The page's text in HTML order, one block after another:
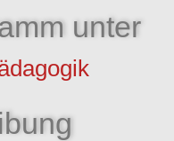
unter